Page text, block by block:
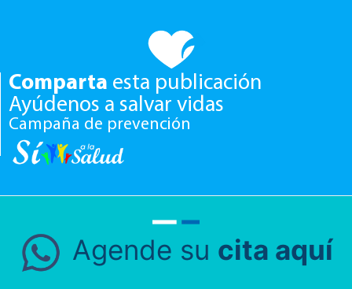
Comparta esta publicación
Ayúdenos a salvar vidas
Campaña de prevención
Agende su cita aquí